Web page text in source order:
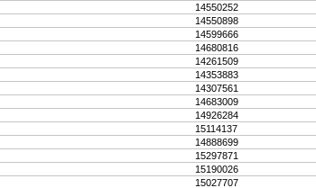
14550252
14550898
14599666
14680816
14261509
14353883
14307561
14683009
14926284
15114137
14888699
15297871
15190026
15027707